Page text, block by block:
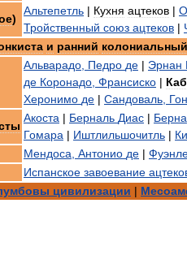
)
Альтепетль | Кухня ацтеков |
Тройственный союз ацтеков |
и ранний колониальный
Альварадо, Педро де | Эрнан
де Коронадо, Франсиско |
Херонимо де | Сандоваль,
Акоста | Берналь Диас |
Гомара | Иштлильшочитль |
Мендоса, Антонио де |
Испанское завоевание
цивилизации |